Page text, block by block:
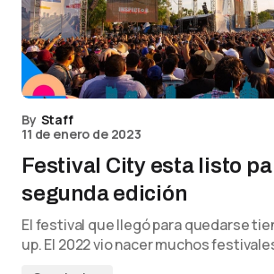
By Staff
11 de enero de 2023
Festival City esta listo
segunda edición
El festival que llegó para quedarse
up. El 2022 vio nacer muchos